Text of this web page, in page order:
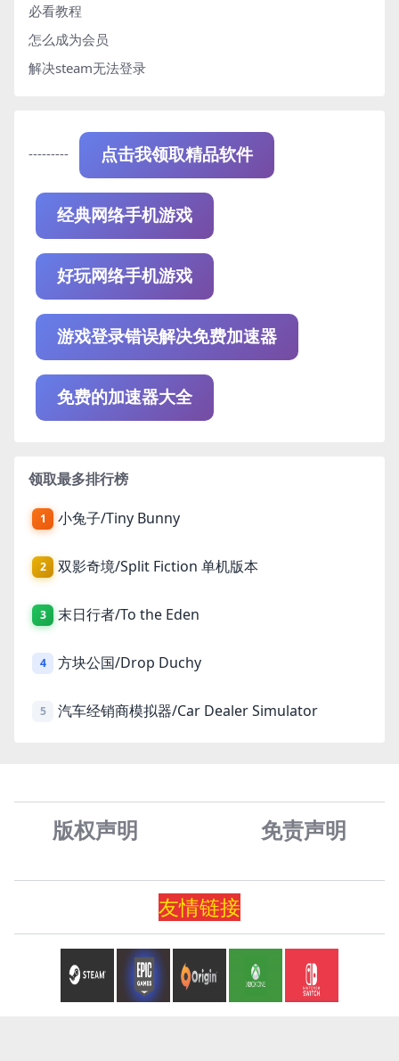
必看教程
怎么成为会员
解决steam无法登录
--------- 点击我领取精品软件
经典网络手机游戏
好玩网络手机游戏
游戏登录错误解决免费加速器
免费的加速器大全
领取最多排行榜
1 小兔子/Tiny Bunny
2 双影奇境/Split Fiction 单机版本
3 末日行者/To the Eden
4 方块公国/Drop Duchy
5 汽车经销商模拟器/Car Dealer Simulator
版权声明 免责声明
友情链接